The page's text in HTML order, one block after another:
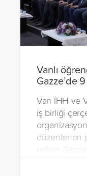
Vanlı
Gazze’de
Van İHH ve
iş birliği
düzenlenen
gelirle
yardım